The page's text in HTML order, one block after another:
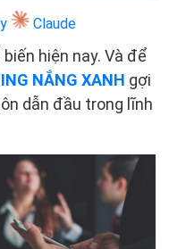
Claude
hiện nay. Và để
NẮNG XANH gợi
dẫn đầu trong lĩnh